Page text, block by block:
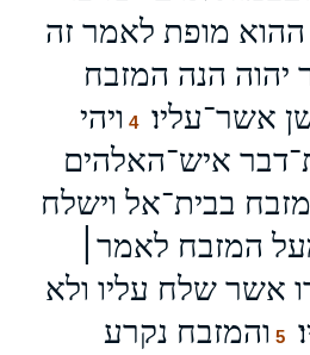
ההוא מופת לאמר זה
הנה המזבח
אשר־עליו׃
4 ויהי
איש־האלהים
בבית־אל וישלח
המזבח לאמר׀
אשר שלח עליו ולא
5 והמזבח נקרע